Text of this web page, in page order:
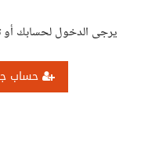
يرجى الدخول لحسابك
حساب